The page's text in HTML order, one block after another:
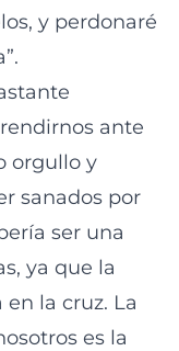
y perdonaré
ante
orgullo y
sanados por
ser una
ya que la
la cruz. La
es la